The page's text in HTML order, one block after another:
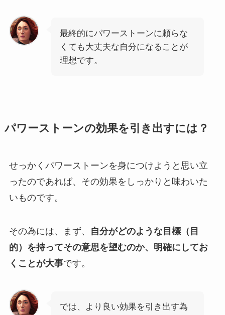
最終的にパワーストーンに頼らな
くても大丈夫な自分になることが
理想です。
パワーストーンの効果を引き出すには？
せっかくパワーストーンを身につけようと思い立
ったのであれば、その効果をしっかりと味わいた
いものです。
その為には、まず、
自分がどのような目標（目
的）を持ってその意思を望むのか、明確にしてお
くことが大事です。
では、より良い効果を引き出す為